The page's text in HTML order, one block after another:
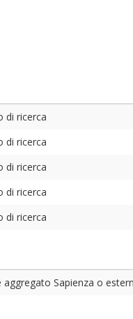
di ricerca
di ricerca
di ricerca
di ricerca
di ricerca
Sapienza o